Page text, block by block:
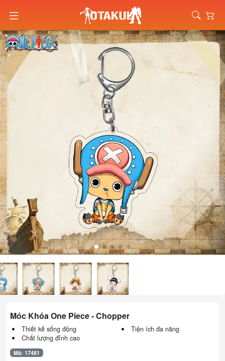
Móc Khóa One Piece - Chopper
Thiết kế sống động
Chất lượng đỉnh cao
Tiện ích đa năng
Mã: 17481